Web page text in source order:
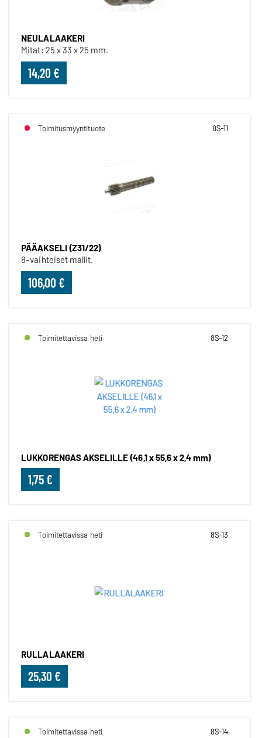
NEULALAAKERI
Mitat: 25 x 33 x 25 mm.
14,20 €
Toimitusmyyntituote 8S-11
PÄÄAKSELI (Z31/22)
8-vaihteiset mallit.
106,00 €
Toimitettavissa heti 8S-12
LUKKORENGAS AKSELILLE (46,1 x 55,6 x 2,4 mm)
1,75 €
Toimitettavissa heti 8S-13
RULLALAAKERI
25,30 €
Toimitettavissa heti 8S-14